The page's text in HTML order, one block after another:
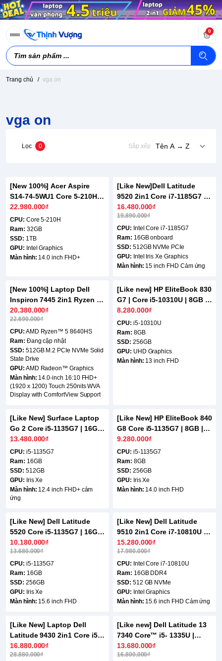
0
Trang chủ / vga on
vga on
Lọc 0 Sắp xếp
[New 100%] Acer Aspire
S14-74-5WU1 Core 5-210H |
32GB | 1TB | 14.0 inch FHD+
22.980.000₫
CPU: Core 5-210H
Ram: 32GB
SSD: 1TB
GPU: Intel Graphics
Màn hình: 14.0 inch FHD+
-18%
[Like New]Dell Latitude
9520 2in1 Core i7-1185G7 |
16GB | 512GB | 15.6 inch
FHD Cảm ứng
16.480.000₫
19.890.000₫
CPU: Intel Core i7-1185G7
Ram: 16GB onboard
SSD: 512GB NVMe PCIe
GPU: Intel Iris Xe Graphics
Màn hình: 15 inch FHD Cảm ứng
-11%
[New 100%] Laptop Dell
Inspiron 7445 2in1 Ryzen 5 -
8640HS | 8GB | 512GB | AMD
Radeon Graphics | 14 inch
FHD+ Touch
20.380.000₫
22.690.000₫
CPU: AMD Ryzen™ 5 8640HS
Ram: Đang cập nhật
SSD: 512GB M.2 PCIe NVMe Solid
State Drive
GPU: AMD Radeon™ Graphics
Màn hình: 14.0-inch 16:10 FHD+
(1920 x 1200) Touch 250nits WVA
Display with ComfortView Support
[Like new] HP EliteBook 830
G7 | Core i5-10310U | 8GB |
256GB | 13 inch FHD
8.280.000₫
CPU: i5-10310U
Ram: 8GB
SSD: 256GB
GPU: UHD Graphics
Màn hình: 13 inch FHD
[Like New] Surface Laptop
Go 2 Core i5-1135G7 | 16GB
| 512GB | 12.4 inch FHD cảm
ứng
13.480.000₫
CPU: i5-1135G7
Ram: 16GB
SSD: 512GB
GPU: Iris Xe
Màn hình: 12.4 inch FHD+ cảm
ứng
[Like New] HP EliteBook 840
G8 Core i5-1135G7 | 8GB |
256GB | 14.0 inch FHD
9.280.000₫
CPU: i5-1135G7
Ram: 8GB
SSD: 256GB
GPU: Iris Xe
Màn hình: 14.0 inch FHD
-26%
[Like New] Dell Latitude
5520 Core i5-1135G7 | 16GB
| 256GB | 15.5 inch FHD
10.180.000₫
13.680.000₫
CPU: i5-1135G7
Ram: 16GB
SSD: 256GB
GPU: Iris Xe
Màn hình: 15.6 inch FHD
-16%
[Like New] Dell Latitude
9510 2in1 Core i7-10810U |
16GB | 512GB | 15.6 FHD
Cảm ứng
15.280.000₫
17.980.000₫
CPU: Intel Core i7-10810U
Ram: 16GB DDR4
SSD: 512 GB NVMe
GPU: Intel Graphics
Màn hình: 15.6 inch FHD Cảm ứng
-42%
[Like New] Laptop Dell
Latitude 9430 2in1 Core i5
1235U | 16GB | 512GB | Iris
Xe Graphic | 14 inch QHD+
16.880.000₫
28.880.000₫
-19%
[Like new] Dell Latitude 13
7340 Core™ i5- 1335U |
16GB | 512GB | 13 inch
FHD+
13.680.000₫
16.800.000₫